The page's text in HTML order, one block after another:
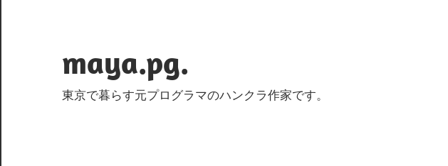
ン
ツ
maya.pg.
東京で暮らす元プログラマのハンクラ作家です。